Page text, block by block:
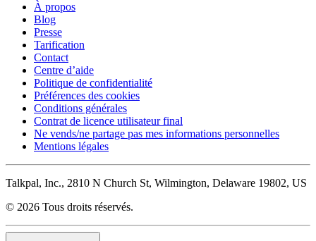
À propos
Blog
Presse
Tarification
Contact
Centre d’aide
Politique de confidentialité
Préférences des cookies
Conditions générales
Contrat de licence utilisateur final
Ne vends/ne partage pas mes informations personnelles
Mentions légales
Talkpal, Inc., 2810 N Church St, Wilmington, Delaware 19802, US
© 2026 Tous droits réservés.